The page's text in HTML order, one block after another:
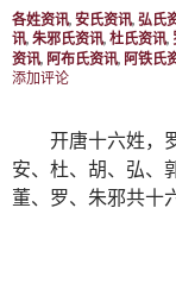
各姓资讯, 安氏资讯, 弘氏
讯, 朱邪氏资讯, 杜氏资讯,
资讯, 阿布氏资讯, 阿铁氏
添加评论
开唐十六姓，
安、杜、胡、弘、
董、罗、朱邪共十